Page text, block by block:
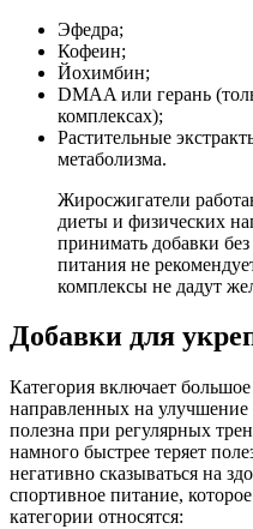
Эфедра;
Кофеин;
Йохимбин;
DMAA или герань
комплексах);
Растительные
метаболизма.
Жиросжигатели
диеты и физических
принимать добавки
питания не
комплексы не дадут
Добавки для
Категория включает
направленных на улучшение
полезна при регулярных
намного быстрее теряет
негативно сказываться на
спортивное питание,
категории относятся: